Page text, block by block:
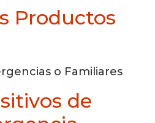
Productos
o Familiares
de